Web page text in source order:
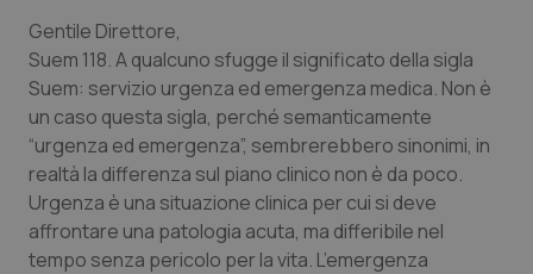
Scienza e Farmaci
Studi e Analisi
Lettere al direttore
Edizioni Regionali
Gentile Direttore,
Suem 118. A qualcuno sfugge il significato della sigla
Suem: servizio urgenza ed emergenza medica. Non è
un caso questa sigla, perché semanticamente
“urgenza ed emergenza”, sembrerebbero sinonimi, in
realtà la differenza sul piano clinico non è da poco.
Urgenza è una situazione clinica per cui si deve
affrontare una patologia acuta, ma differibile nel
tempo senza pericolo per la vita. L’emergenza